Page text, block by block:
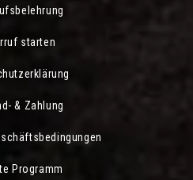
starten
& Zahlung
Programm